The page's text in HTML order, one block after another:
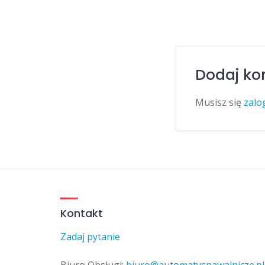
Dodaj
Musisz się
Kontakt
Zadaj pytanie